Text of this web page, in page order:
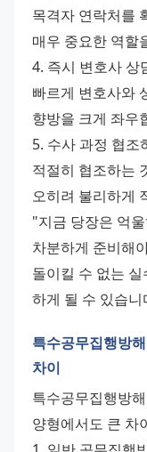
목격자 연락처를
매우 중요한 역할
4. 즉시 변호사 상
빠르게 변호사와
향방을 크게 좌우
5. 수사 과정 협조
적절히 협조하는
오히려 불리하게
"지금 당장은 억
차분하게 준비해
돌이킬 수 없는
하게 될 수 있습니
특수공무집행방
차이
특수공무집행방
양형에서도 큰 차